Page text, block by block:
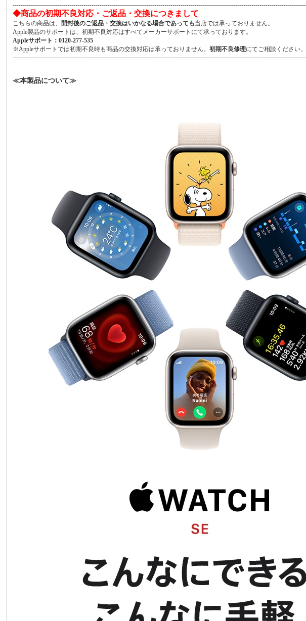
◆商品の初期不良対応・ご返品・交換につきまして
こちらの商品は、 開封後のご返品・交換はいかなる場合であっても当店では承っておりません。
Apple製品のサポートは、初期不良対応はすべてメーカーサポートにて承っております。
Appleサポート：0120-277-535
※Appleサポートでは初期不良時も商品の交換対応は承っておりません。初期不良修理にてご相談ください。
≪本製品について≫